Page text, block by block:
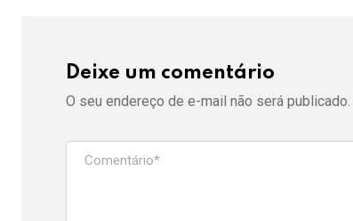
Deixe um comentário
O seu endereço de e-mail não será publicado.